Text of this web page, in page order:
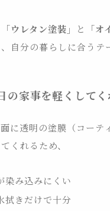
ウレタン塗装」 と「オ
自分の暮らしに合うテ
家事を軽くして
に透明の塗膜（コーテ
くれるため、
染み込みにくい
拭きだけで十分